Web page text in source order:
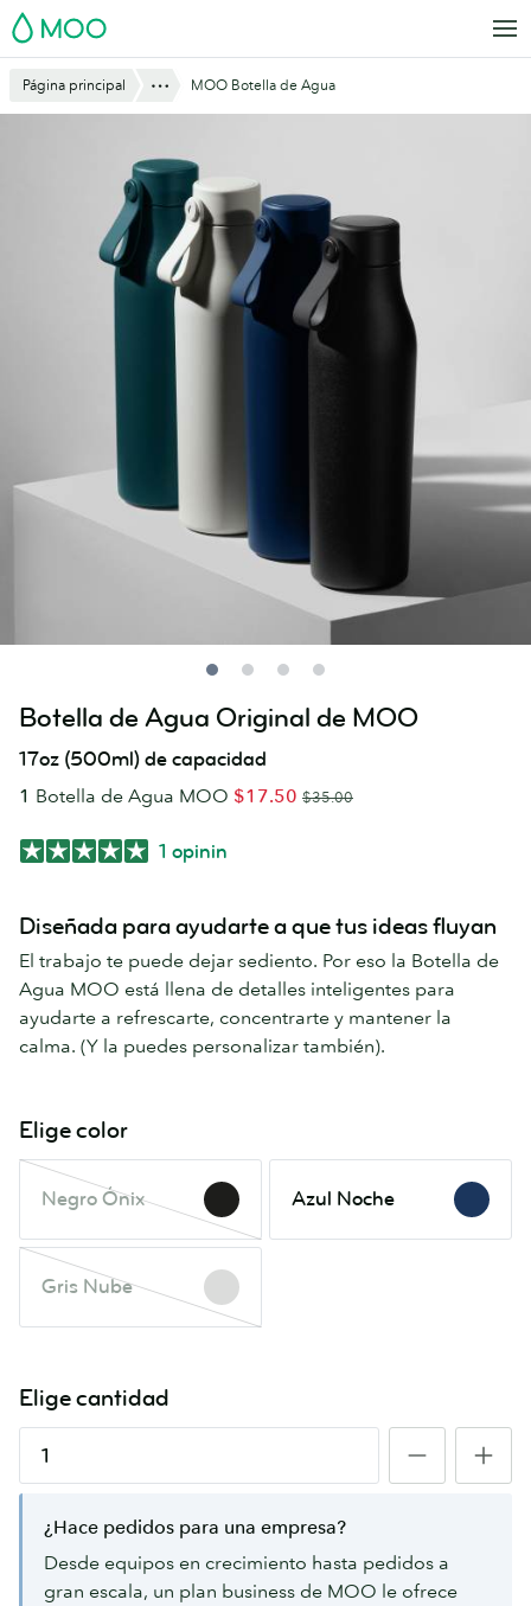
Saltar
al
principal
MOO
Página principal Mostrar todo
MOO Botella de Agua
Botella de Agua Original de MOO
17oz (500ml) de capacidad
1 Botella de Agua MOO $17.50 $35.00
1 opinin
Diseñada para ayudarte a que tus ideas fluyan
El trabajo te puede dejar sediento. Por eso la Botella de
Agua MOO está llena de detalles inteligentes para
ayudarte a refrescarte, concentrarte y mantener la
calma. (Y la puedes personalizar también).
Elige color
Negro Ónix
Negro
Ónix
color
está
consultar
en
breve.
Azul Noche
Noche
Gris Nube
Gris
Nube
agotado.
Vuelve
consultar
breve.
Elige cantidad
¿Hace pedidos para una empresa?
Desde equipos en crecimiento hasta pedidos a
gran escala, un plan business de MOO le ofrece